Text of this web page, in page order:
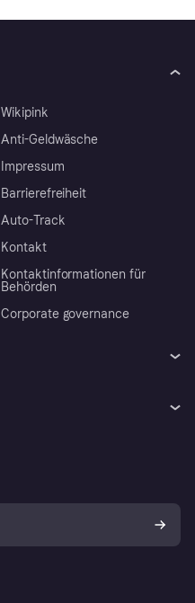
Wikipink
Anti-Geldwäsche
Impressum
Barrierefreiheit
Auto-Track
Kontakt
Kontaktinformationen für
Behörden
Corporate governance